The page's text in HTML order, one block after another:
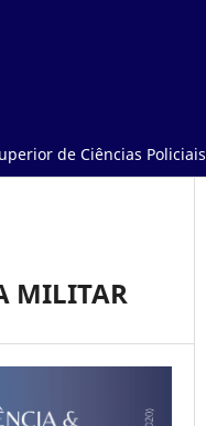
de Ciências Policiais
MILITAR